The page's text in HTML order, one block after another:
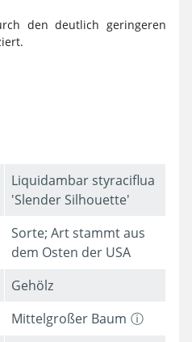
den deutlich geringeren
Liquidambar styraciflua
'Slender Silhouette'
Sorte; Art stammt aus
dem Osten der USA
Gehölz
Mittelgroßer Baum